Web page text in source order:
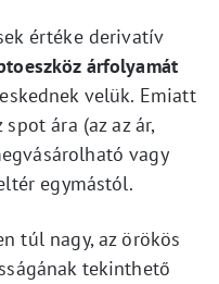
értéke derivatív
árfolyamát
velük. Emiatt
ára (az az ár,
vagy
egymástól.
túl nagy, az örökös
tekinthető